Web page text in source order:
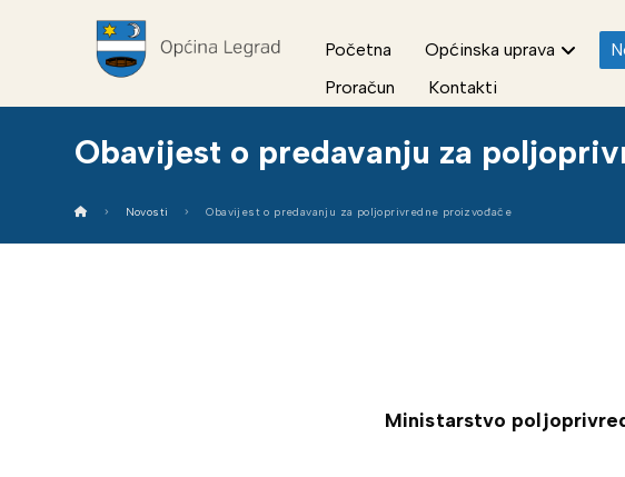
Početna Općinska uprava
Proračun
Kontakti
Obavijest o predavanju za
Novosti Obavijest o predavanju za poljoprivredne proizvođače
Ministarstvo